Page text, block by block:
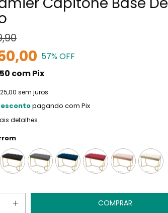
57% OFF
comPix
sem juros
pagando com Pix
detalhes